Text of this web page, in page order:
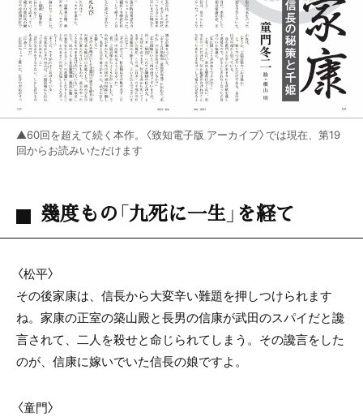
▲60回を超えて続く本作。〈致知電子版 アーカイブ〉では現在、第19
回からお読みいただけます
幾度もの「九死に一生」を経て
〈松平〉
その後家康は、信長から大変辛い難題を押しつけられます
ね。家康の正室の築山殿と長男の信康が武田のスパイだと讒
言されて、二人を殺せと命じられてしまう。その讒言をした
のが、信康に嫁いでいた信長の娘ですよ。
〈童門〉